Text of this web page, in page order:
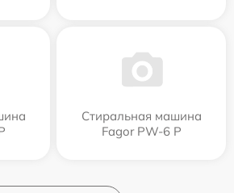
Стиральная машина
Fagor PW-6 P